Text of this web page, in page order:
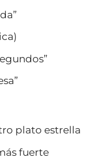
plato estrella
fuerte